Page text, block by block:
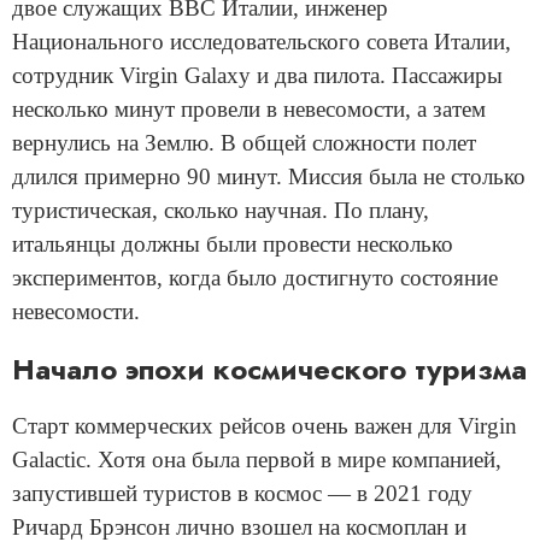
двое служащих ВВС Италии, инженер
Национального исследовательского совета Италии,
сотрудник Virgin Galaxy и два пилота. Пассажиры
несколько минут провели в невесомости, а затем
вернулись на Землю. В общей сложности полет
длился примерно 90 минут. Миссия была не столько
туристическая, сколько научная. По плану,
итальянцы должны были провести несколько
экспериментов, когда было достигнуто состояние
невесомости.
Начало эпохи космического туризма
Старт коммерческих рейсов очень важен для Virgin
Galactic. Хотя она была первой в мире компанией,
запустившей туристов в космос — в 2021 году
Ричард Брэнсон лично взошел на космоплан и